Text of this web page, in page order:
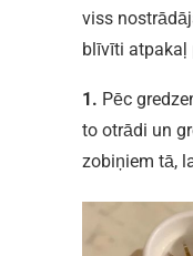
viss
blīvīti atpakaļ
1. Pēc
to otrādi un
zobiņiem tā,